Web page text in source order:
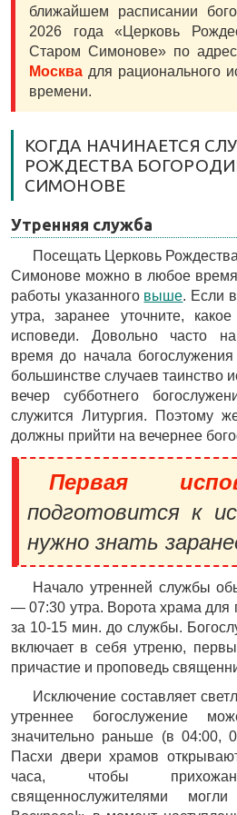
ближайшем расписании
2026 года «Церковь
Старом Симонове» по
Москва для рационального
времени.
КОГДА НАЧИНАЕТСЯ
РОЖДЕСТВА
СИМОНОВЕ
Утренняя служба
Посещать Церковь
Симонове можно в любое
работы указанного выше. Если
утра, заранее уточните,
исповеди. Довольно часто
время до начала
большинстве случаев таинство
вечер субботнего
служится Литургия. Поэтому
должны прийти на вечернее
Первая
подготовится к
нужно знать
Начало утренней службы
— 07:30 утра. Ворота храма для
за 10-15 мин. до службы.
включает в себя утреню,
причастие и проповедь
Исключение составляет
утреннее богослужение
значительно раньше (в 04:00,
Пасхи двери храмов
часа, чтобы
священнослужителями